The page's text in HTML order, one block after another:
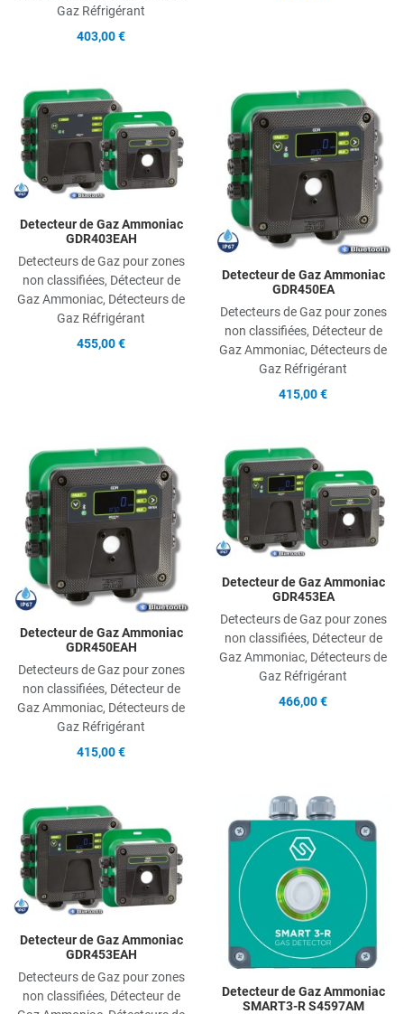
Gaz Réfrigérant
403,00 €
Add to Wishlist
Add to Compare
Quick View
Detecteur de Gaz Ammoniac
GDR403EAH
Detecteurs de Gaz pour zones
non classifiées, Détecteur de
Gaz Ammoniac, Détecteurs de
Gaz Réfrigérant
455,00 €
Detecteur de Gaz Ammoniac
GDR450EA
Detecteurs de Gaz pour zones
non classifiées, Détecteur de
Gaz Ammoniac, Détecteurs de
Gaz Réfrigérant
415,00 €
Add to Wishlist
Add to Compare
Quick View
Detecteur de Gaz Ammoniac
GDR450EAH
Detecteurs de Gaz pour zones
non classifiées, Détecteur de
Gaz Ammoniac, Détecteurs de
Gaz Réfrigérant
415,00 €
Detecteur de Gaz Ammoniac
GDR453EA
Detecteurs de Gaz pour zones
non classifiées, Détecteur de
Gaz Ammoniac, Détecteurs de
Gaz Réfrigérant
466,00 €
Add to Wishlist
Add to Compare
Quick View
Detecteur de Gaz Ammoniac
GDR453EAH
Detecteurs de Gaz pour zones
non classifiées, Détecteur de
Detecteur de Gaz Ammoniac
SMART3-R S4597AM